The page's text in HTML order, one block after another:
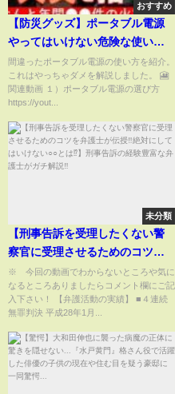
おすすめ
【防災グッズ】ポータブル電源
やってはいけない危険な使い方
｜火災を招く危険性もあるNG行
動を紹介しました
間違ったポータブル電源の使い方を紹介。
これはやっちゃダメを解説しました。 🎦
関連動画 １）ポータブル電源の選び方
https://yout...
未分類
【刑事告訴を受理したくない警
察官に受理させるためのコツを
弁護士が伝授‼絶対にしてはいけ
ない○○とは⁉】刑事告訴の経験豊
富な弁護士がガチ解説‼
※ 今回の動画でわからないところや気に
なるところありましたらコメント欄にご記
入下さい！ 【弁護活動の実績】 ■４連続
無罪判決 平成28年1月...